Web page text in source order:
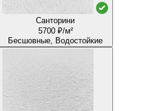
Санторини
5700 ₽/м²
Бесшовные, Водостойкие